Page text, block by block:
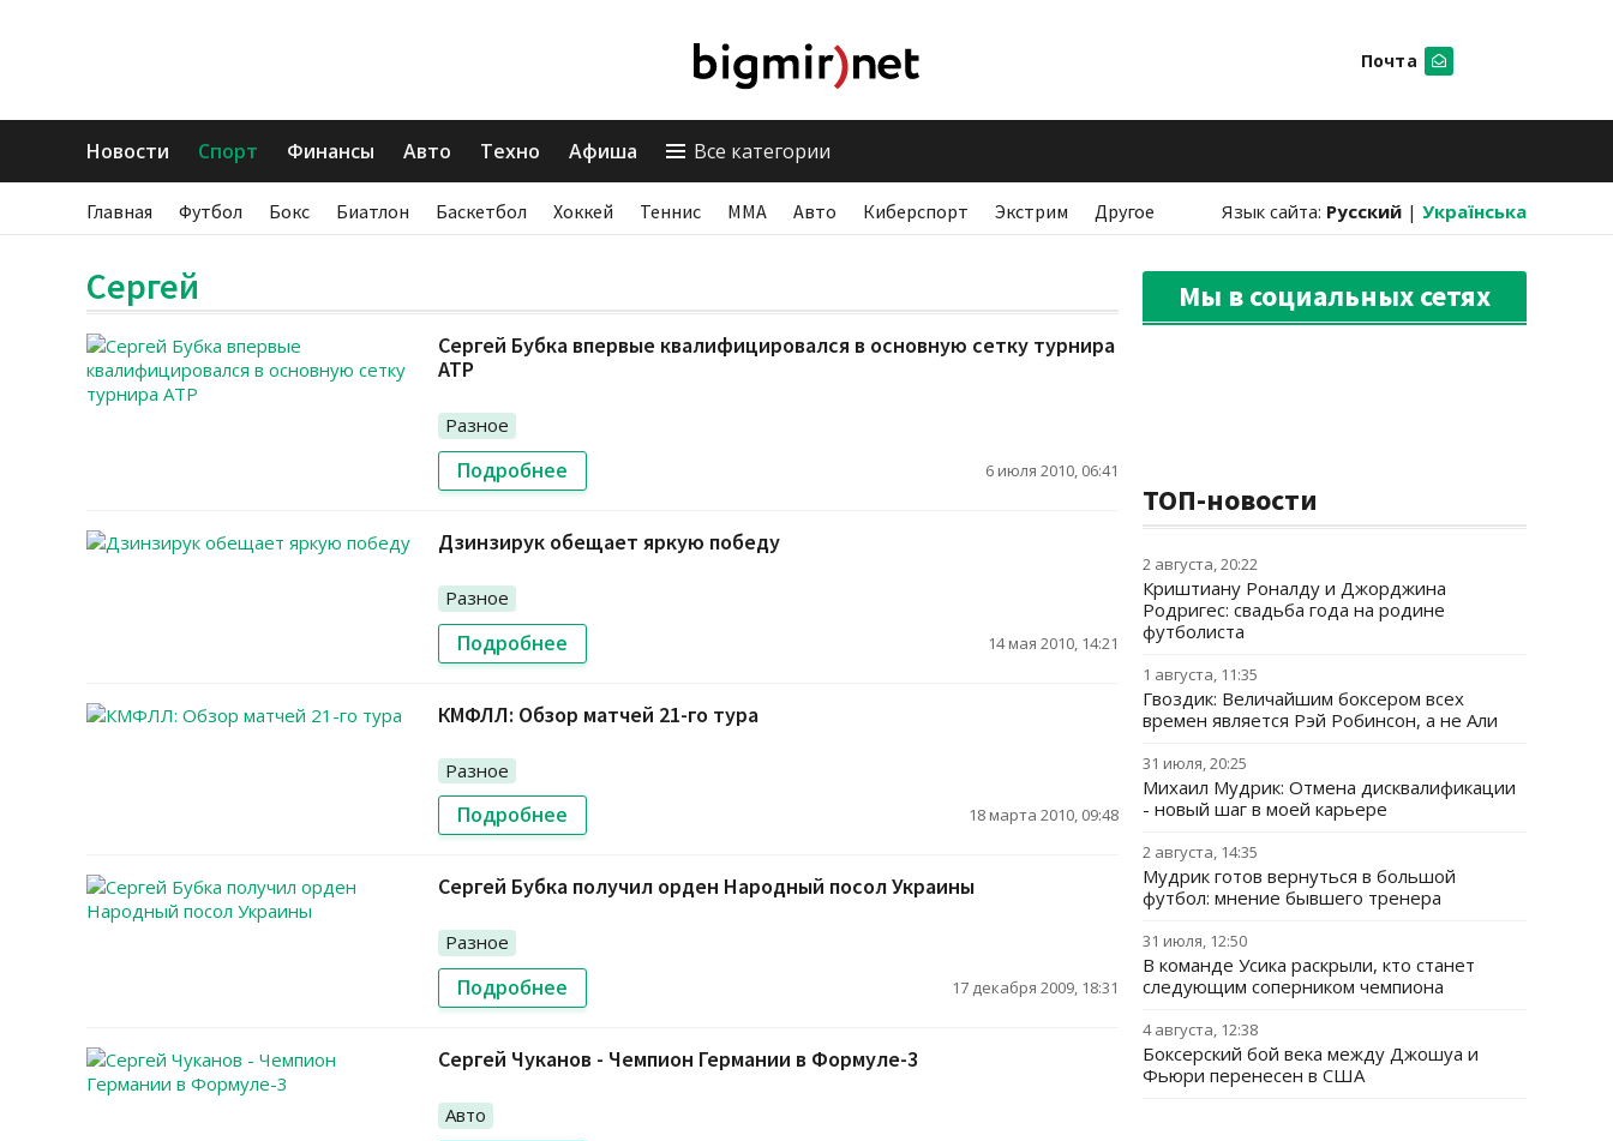
Почта
Новости Спорт Финансы Авто Техно Афиша Все категории
Главная Футбол Бокс Биатлон Баскетбол Хоккей Теннис ММА Авто Киберспорт Экстрим Другое Язык сайта: Русский | Українська
Сергей
Сергей Бубка впервые квалифицировался в основную сетку турнира
ATP
Разное
Подробнее 6 июля 2010, 06:41
Дзинзирук обещает яркую победу
Разное
Подробнее 14 мая 2010, 14:21
КМФЛЛ: Обзор матчей 21-го тура
Разное
Подробнее 18 марта 2010, 09:48
Сергей Бубка получил орден Народный посол Украины
Разное
Подробнее 17 декабря 2009, 18:31
Сергей Чуканов - Чемпион Германии в Формуле-3
Авто
Мы в социальных сетях
ТОП-новости
2 августа, 20:22
Криштиану Роналду и Джорджина
Родригес: свадьба года на родине
футболиста
1 августа, 11:35
Гвоздик: Величайшим боксером всех
времен является Рэй Робинсон, а не Али
31 июля, 20:25
Михаил Мудрик: Отмена дисквалификации
- новый шаг в моей карьере
2 августа, 14:35
Мудрик готов вернуться в большой
футбол: мнение бывшего тренера
31 июля, 12:50
В команде Усика раскрыли, кто станет
следующим соперником чемпиона
4 августа, 12:38
Боксерский бой века между Джошуа и
Фьюри перенесен в США